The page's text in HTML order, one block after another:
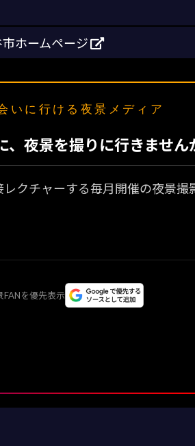
ホームページ
に行ける夜景メディア
、夜景を撮りに行きません
クチャーする毎月開催の夜景撮
FANを優先表示